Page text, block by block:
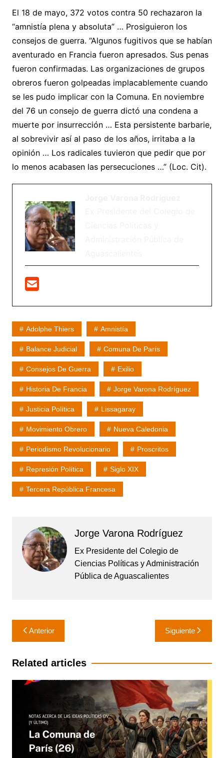
El 18 de mayo, 372 votos contra 50 rechazaron la
“amnistía plena y absoluta” … Prosiguieron los
consejos de guerra. “Algunos fugitivos que se habían
aventurado en Francia fueron apresados. Sus penas
fueron confirmadas. Las organizaciones de grupos
obreros fueron golpeadas implacablemente cuando
se les pudo implicar con la Comuna. En noviembre
del 76 un consejo de guerra dictó una condena a
muerte por insurrección … Esta persistente barbarie,
al sobrevivir así al paso de los años, irritaba a la
opinión … Los radicales tuvieron que pedir que por
lo menos acabasen las persecuciones …” (Loc. Cit).
Adolphe Thiers Amnistía
Balance Judicial Comuna De París
Consejos De Guerra Exilio
Historia De Francia Jorge Varona Rodríguez
Justicia Política Lissagaray
Movimiento Obrero Nueva Caledonia
Periodismo Revolucionario Proscritos
Represión Política Siglo XIX
Tercera República Francesa
Jorge Varona Rodríguez
Ex Presidente del Colegio de
Ciencias Políticas y Administración
Pública de Aguascalientes
Navegación
de
entradas
Anterior Siguiente
Related articles